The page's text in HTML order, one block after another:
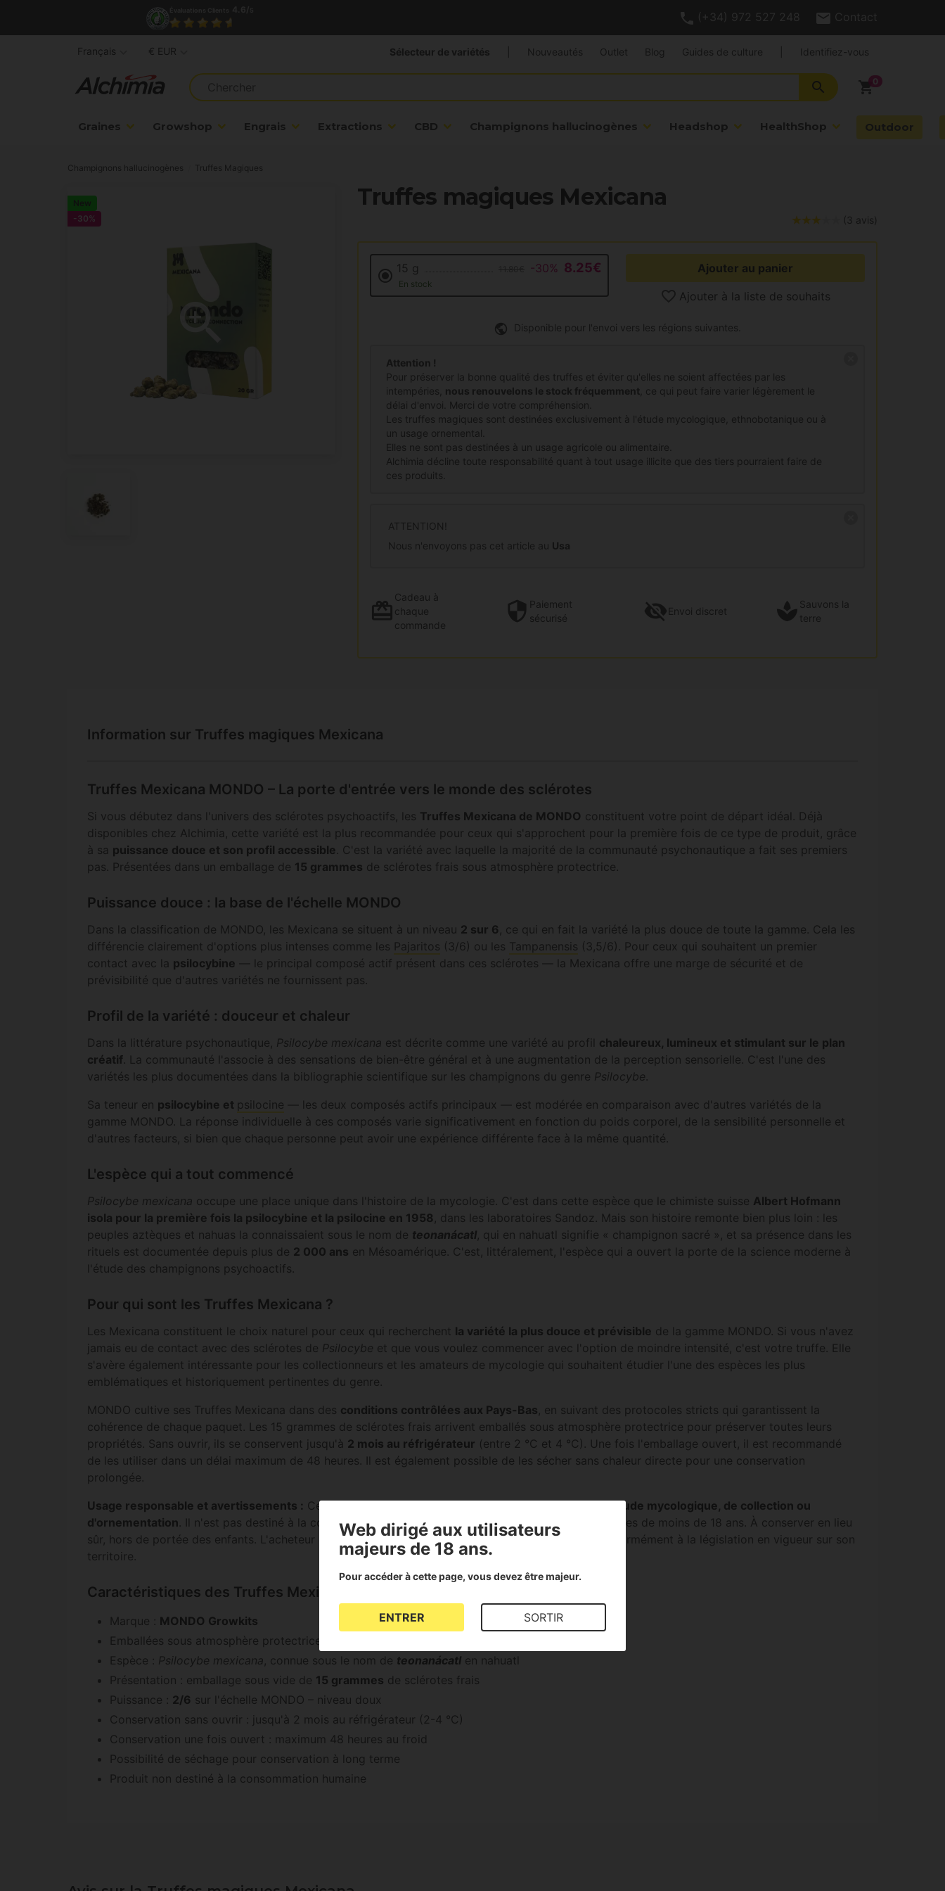
(+34) 972 527 248 Contact
shopping_cart
search
Graines Growshop Engrais Extractions CBD Champignons hallucinogènes Headshop HealthShop Outdoor
Sélecteur de variétés Nouveautés Outlet Blog Guides de culture Identifiez-vous
Français € EUR
Champignons hallucinogènes Truffes Magiques
Truffes magiques Mexicana
(3 avis)
New
-30%
15 g -30% 8.25€
En stock
Ajouter au panier
Ajouter à la liste de souhaits
Disponible pour l'envoi vers les régions suivantes.
Attention !
Pour préserver la bonne qualité des truffes et éviter qu'elles ne soient affectées par les
intempéries, nous renouvelons le stock fréquemment , ce qui peut faire varier légèrement le
délai d'envoi. Merci de votre compréhension.
Les truffes magiques sont destinées exclusivement à l'étude mycologique, ethnobotanique ou à
un usage ornemental.
Elles ne sont pas destinées à un usage agricole ou alimentaire.
Alchimia décline toute responsabilité quant à tout usage illicite que des tiers pourraient faire de
ces produits.
ATTENTION!
Nous n'envoyons pas cet article au Usa
Cadeau à
chaque
commande
Paiement
sécurisé
Envoi discret
Sauvons la
terre
Information sur Truffes magiques Mexicana
Truffes Mexicana MONDO – La porte d'entrée vers le monde des sclérotes
Si vous débutez dans l'univers des sclérotes psychoactifs, les Truffes Mexicana de MONDO constituent votre point de départ idéal. Déjà
disponibles chez Alchimia, cette variété est la plus recommandée pour ceux qui s'approchent pour la première fois de ce type de produit, grâce
à sa puissance douce et son profil accessible. C'est la variété avec laquelle la majorité de la communauté psychonautique a fait ses premiers
pas. Présentées dans un emballage de 15 grammes de sclérotes frais sous atmosphère protectrice.
Puissance douce : la base de l'échelle MONDO
Dans la classification de MONDO, les Mexicana se situent à un niveau 2 sur 6 , ce qui en fait la variété la plus douce de toute la gamme. Cela les
différencie clairement d'options plus intenses comme les Pajaritos (3/6) ou les Tampanensis (3,5/6). Pour ceux qui souhaitent un premier
contact avec la psilocybine — le principal composé actif présent dans ces sclérotes — la Mexicana offre une marge de sécurité et de
prévisibilité que d'autres variétés ne fournissent pas.
Profil de la variété : douceur et chaleur
Dans la littérature psychonautique, Psilocybe mexicana est décrite comme une variété au profil chaleureux, lumineux et stimulant sur le plan
créatif. La communauté l'associe à des sensations de bien-être général et à une augmentation de la perception sensorielle. C'est l'une des
variétés les plus documentées dans la bibliographie scientifique sur les champignons du genre Psilocybe.
Sa teneur en psilocybine et psilocine — les deux composés actifs principaux — est modérée en comparaison avec d'autres variétés de la
gamme MONDO. La réponse individuelle à ces composés varie significativement en fonction du poids corporel, de la sensibilité personnelle et
d'autres facteurs, si bien que chaque personne peut avoir une expérience différente face à la même quantité.
L'espèce qui a tout commencé
Psilocybe mexicana occupe une place unique dans l'histoire de la mycologie. C'est dans cette espèce que le chimiste suisse Albert Hofmann
isola pour la première fois la psilocybine et la psilocine en 1958 , dans les laboratoires Sandoz. Mais son histoire remonte bien plus loin : les
peuples aztèques et nahuas la connaissaient sous le nom de teonanácatl, qui en nahuatl signifie « champignon sacré », et sa présence dans les
rituels est documentée depuis plus de 2 000 ans en Mésoamérique. C'est, littéralement, l'espèce qui a ouvert la porte de la science moderne à
l'étude des champignons psychoactifs.
Pour qui sont les Truffes Mexicana ?
Les Mexicana constituent le choix naturel pour ceux qui recherchent la variété la plus douce et prévisible de la gamme MONDO. Si vous n'avez
jamais eu de contact avec des sclérotes de Psilocybe et que vous voulez commencer avec l'option de moindre intensité, c'est votre truffe. Elle
s'avère également intéressante pour les collectionneurs et les amateurs de mycologie qui souhaitent étudier l'une des espèces les plus
emblématiques et historiquement pertinentes du genre.
MONDO cultive ses Truffes Mexicana dans des conditions contrôlées aux Pays-Bas, en suivant des protocoles stricts qui garantissent la
cohérence de chaque paquet. Les 15 grammes de sclérotes frais arrivent emballés sous atmosphère protectrice pour préserver toutes leurs
propriétés. Sans ouvrir, ils se conservent jusqu'à 2 mois au réfrigérateur (entre 2 °C et 4 °C). Une fois l'emballage ouvert, il est recommandé
de les utiliser dans un délai maximum de 48 heures. Il est également possible de les sécher sans chaleur directe pour une conservation
prolongée.
Usage responsable et avertissements : Ce produit est commercialisé exclusivement à des fins d'
étude mycologique, de collection ou
d'ornementation. Il n'est pas destiné à la consommation humaine. Sa vente est interdite aux personnes de moins de 18 ans. À conserver en lieu
sûr, hors de portée des enfants. L'acheteur assume la responsabilité de l'usage final du produit conformément à la législation en vigueur sur son
territoire.
Caractéristiques des Truffes Mexicana de MONDO
Marque : MONDO Growkits
Emballées sous atmosphère protectrice
Espèce : Psilocybe mexicana , connue sous le nom de teonanácatl en nahuatl
Présentation : emballage sous vide de 15 grammes de sclérotes frais
Puissance : 2/6 sur l'échelle MONDO – niveau doux
Conservation sans ouvrir : jusqu'à 2 mois au réfrigérateur (2-4 °C)
Conservation une fois ouvert : maximum 48 heures au froid
Possibilité de séchage pour conservation à long terme
Produit non destiné à la consommation humaine
Web dirigé aux utilisateurs
majeurs de 18 ans.
Pour accéder à cette page, vous devez être majeur.
ENTRER SORTIR